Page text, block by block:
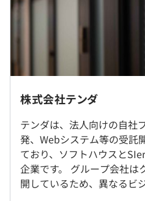
う開発。「安くて多機能」で
め」になっているので、ITリ
く、現場の誰にとっても使い
◆新入社員研修
ビジネスマナー・スキル研修
◆技術研修
IT基礎、PHP基礎・応用、
ーーーーーーーー
社内もしくは近隣のお客様先
就業場所の変更範囲
＜雇入時＞
東京都渋谷区渋谷2丁目24-12
スクエア41F
又は
東京都豊島区西池袋1丁目11-
能力に応じて決定を致します。
残業時間が30時間を下回る場
額支給、越える場合には別途
（※ 想定年収は年収提示額を保証
9:00～18:00
休憩時間：60分
前年度 男性16人 女性3人
2年度前 男性12人 女性1人
平均勤続年数
研修の有無及び内容
【一般研修】
・ビジネスマナー
・ビジネスマインド
・SEO/マーケティング研修
株式会社テンダ
テンダは、法人向けの自社
発、Webシステム等の受託
ており、ソフトハウスと
企業です。 グループ会社はクリエイティブ事業を展
開しているため、異なるビ